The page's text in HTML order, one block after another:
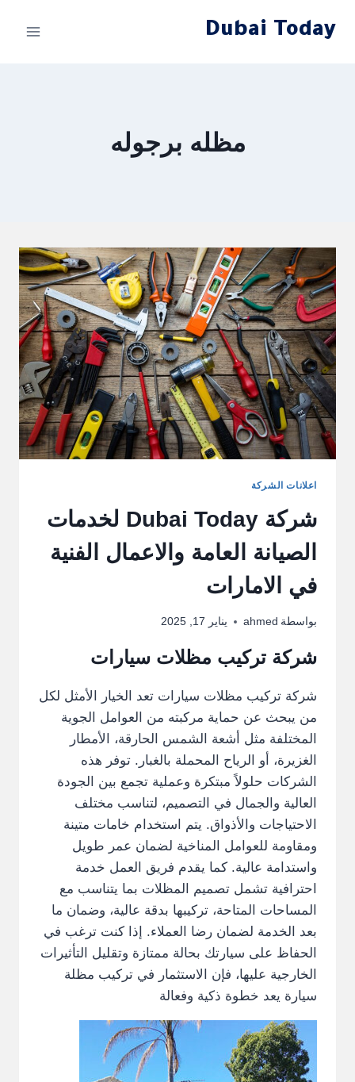
Dubai Today
مظله برجوله
اعلانات الشركة
شركة Dubai Today لخدمات
الصيانة العامة والاعمال الفنية
في الامارات
بواسطة ahmed يناير 17, 2025
شركة تركيب مظلات سيارات
شركة تركيب مظلات سيارات تعد الخيار الأمثل لكل
من يبحث عن حماية مركبته من العوامل الجوية
المختلفة مثل أشعة الشمس الحارقة، الأمطار
الغزيرة، أو الرياح المحملة بالغبار. توفر هذه
الشركات حلولاً مبتكرة وعملية تجمع بين الجودة
العالية والجمال في التصميم، لتناسب مختلف
الاحتياجات والأذواق. يتم استخدام خامات متينة
ومقاومة للعوامل المناخية لضمان عمر طويل
واستدامة عالية. كما يقدم فريق العمل خدمة
احترافية تشمل تصميم المظلات بما يتناسب مع
المساحات المتاحة، تركيبها بدقة عالية، وضمان ما
بعد الخدمة لضمان رضا العملاء. إذا كنت ترغب في
الحفاظ على سيارتك بحالة ممتازة وتقليل التأثيرات
الخارجية عليها، فإن الاستثمار في تركيب مظلة
سيارة يعد خطوة ذكية وفعالة